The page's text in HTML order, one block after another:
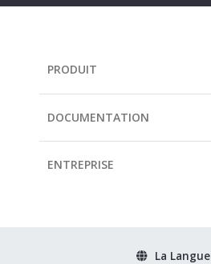
PRODUIT
DOCUMENTATION
ENTREPRISE
La Langue